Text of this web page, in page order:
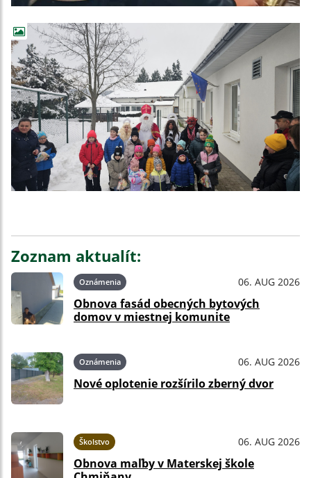
Zoznam aktualít:
Oznámenia 06. AUG 2026
Obnova fasád obecných bytových
domov v miestnej komunite
Oznámenia 06. AUG 2026
Nové oplotenie rozšírilo zberný dvor
Školstvo 06. AUG 2026
Obnova maľby v Materskej škole